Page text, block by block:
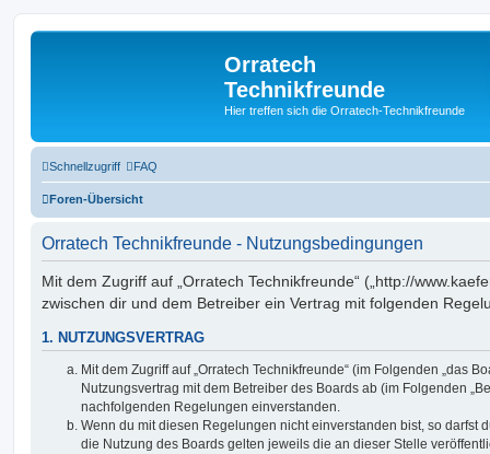
Orratech
Technikfreunde
Hier treffen sich die Orratech-Technikfreunde
Schnellzugriff FAQ
Foren-Übersicht
Orratech Technikfreunde - Nutzungsbedingungen
Mit dem Zugriff auf „Orratech Technikfreunde“ („http://
zwischen dir und dem Betreiber ein Vertrag mit folgenden
1. NUTZUNGSVERTRAG
Mit dem Zugriff auf „Orratech Technikfreunde“ (im Folgenden „das
Nutzungsvertrag mit dem Betreiber des Boards ab (im Folgenden
nachfolgenden Regelungen einverstanden.
Wenn du mit diesen Regelungen nicht einverstanden bist, so darfst
die Nutzung des Boards gelten jeweils die an dieser Stelle